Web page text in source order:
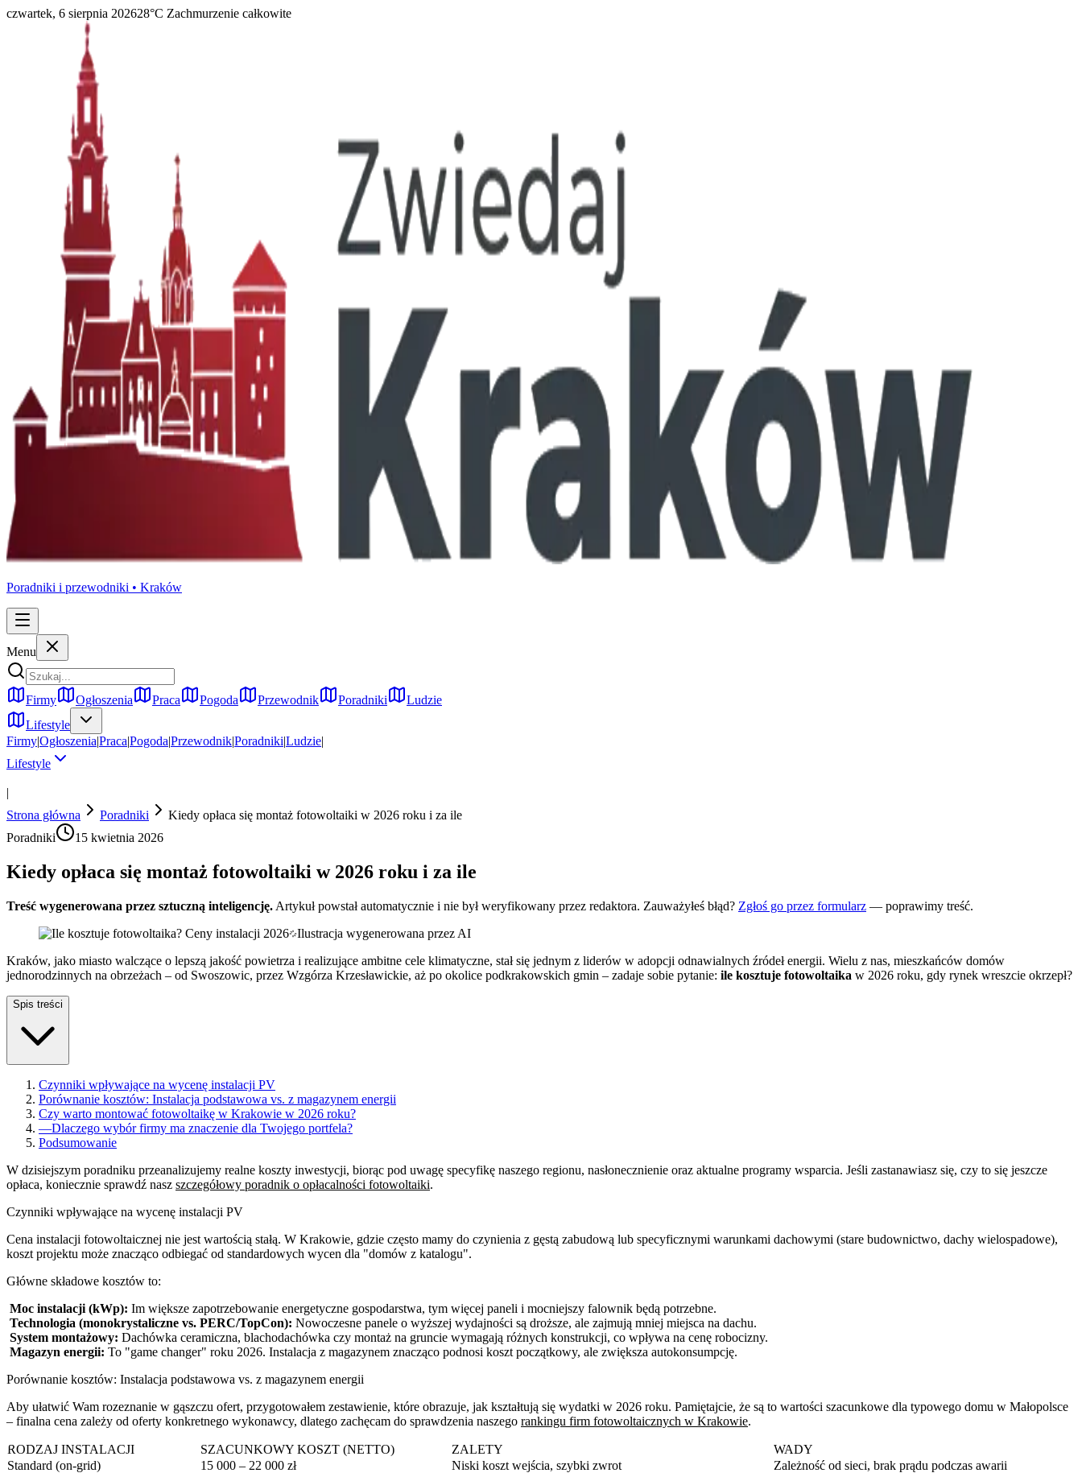
czwartek, 6 sierpnia 202628°C Zachmurzenie całkowite
Poradniki i przewodniki • Kraków
Menu
Firmy Ogłoszenia Praca Pogoda Przewodnik Poradniki
Ludzie
Lifestyle
Firmy|Ogłoszenia|Praca|Pogoda|Przewodnik|Poradniki|Ludzie|
Lifestyle
|
Strona główna
Poradniki
Kiedy opłaca się montaż fotowoltaiki w 2026 roku i za ile
Poradniki
15 kwietnia 2026
Kiedy opłaca się montaż fotowoltaiki w 2026 roku i za ile
Treść wygenerowana przez sztuczną inteligencję. Artykuł powstał automatycznie i nie był weryfikowany przez redaktora. Zauważyłeś błąd? Zgłoś go przez formularz — poprawimy treść.
Ilustracja wygenerowana przez AI
Kraków, jako miasto walczące o lepszą jakość powietrza i realizujące ambitne cele klimatyczne, stał się jednym z liderów w adopcji odnawialnych źródeł energii. Wielu z nas, mieszkańców domów
jednorodzinnych na obrzeżach – od Swoszowic, przez Wzgórza Krzesławickie, aż po okolice podkrakowskich gmin – zadaje sobie pytanie: ile kosztuje fotowoltaika w 2026 roku, gdy rynek wreszcie okrzepł?
Spis treści
Czynniki wpływające na wycenę instalacji PV
Porównanie kosztów: Instalacja podstawowa vs. z magazynem energii
Czy warto montować fotowoltaikę w Krakowie w 2026 roku?
—Dlaczego wybór firmy ma znaczenie dla Twojego portfela?
Podsumowanie
W dzisiejszym poradniku przeanalizujemy realne koszty inwestycji, biorąc pod uwagę specyfikę naszego regionu, nasłonecznienie oraz aktualne programy wsparcia. Jeśli zastanawiasz się, czy to się jeszcze
opłaca, koniecznie sprawdź nasz szczegółowy poradnik o opłacalności fotowoltaiki.
Czynniki wpływające na wycenę instalacji PV
Cena instalacji fotowoltaicznej nie jest wartością stałą. W Krakowie, gdzie często mamy do czynienia z gęstą zabudową lub specyficznymi warunkami dachowymi (stare budownictwo, dachy wielospadowe),
koszt projektu może znacząco odbiegać od standardowych wycen dla "domów z katalogu".
Główne składowe kosztów to:
Moc instalacji (kWp): Im większe zapotrzebowanie energetyczne gospodarstwa, tym więcej paneli i mocniejszy falownik będą potrzebne.
Technologia (monokrystaliczne vs. PERC/TopCon): Nowoczesne panele o wyższej wydajności są droższe, ale zajmują mniej miejsca na dachu.
System montażowy: Dachówka ceramiczna, blachodachówka czy montaż na gruncie wymagają różnych konstrukcji, co wpływa na cenę robocizny.
Magazyn energii: To "game changer" roku 2026. Instalacja z magazynem znacząco podnosi koszt początkowy, ale zwiększa autokonsumpcję.
Porównanie kosztów: Instalacja podstawowa vs. z magazynem energii
Aby ułatwić Wam rozeznanie w gąszczu ofert, przygotowałem zestawienie, które obrazuje, jak kształtują się wydatki w 2026 roku. Pamiętajcie, że są to wartości szacunkowe dla typowego domu w Małopolsce
– finalna cena zależy od oferty konkretnego wykonawcy, dlatego zachęcam do sprawdzenia naszego rankingu firm fotowoltaicznych w Krakowie.
RODZAJ INSTALACJI SZACUNKOWY KOSZT (NETTO) ZALETY
WADY
Standard (on-grid)
15 000 – 22 000 zł Niski koszt wejścia, szybki zwrot
Zależność od sieci, brak prądu podczas awarii